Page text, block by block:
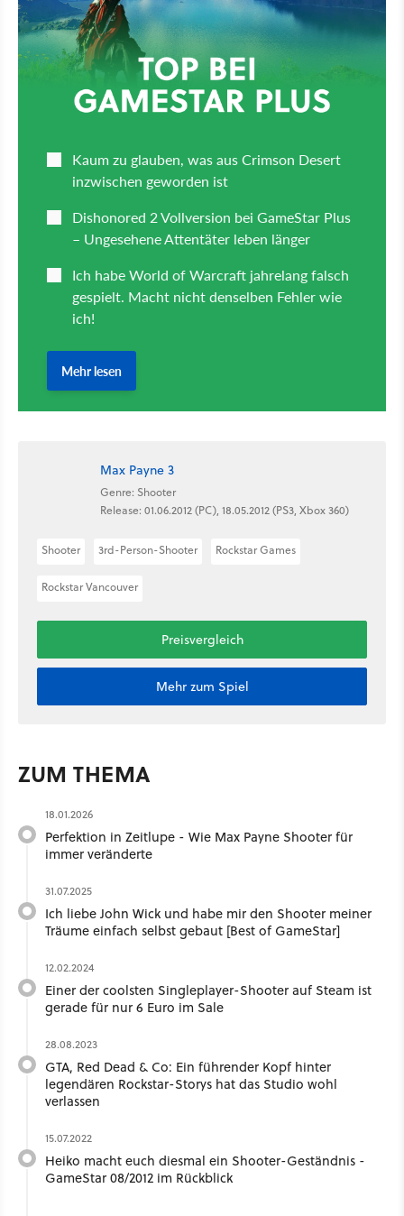
Max Payne 3
Genre: Shooter
Release: 01.06.2012 (PC), 18.05.2012 (PS3, Xbox 360)
Shooter 3rd-Person-Shooter Rockstar Games
Rockstar Vancouver
Preisvergleich
Mehr zum Spiel
ZUM THEMA
18.01.2026
Perfektion in Zeitlupe - Wie Max Payne Shooter für
immer veränderte
31.07.2025
Ich liebe John Wick und habe mir den Shooter meiner
Träume einfach selbst gebaut [Best of GameStar]
12.02.2024
Einer der coolsten Singleplayer-Shooter auf Steam ist
gerade für nur 6 Euro im Sale
28.08.2023
GTA, Red Dead & Co: Ein führender Kopf hinter
legendären Rockstar-Storys hat das Studio wohl
verlassen
15.07.2022
Heiko macht euch diesmal ein Shooter-Geständnis -
GameStar 08/2012 im Rückblick